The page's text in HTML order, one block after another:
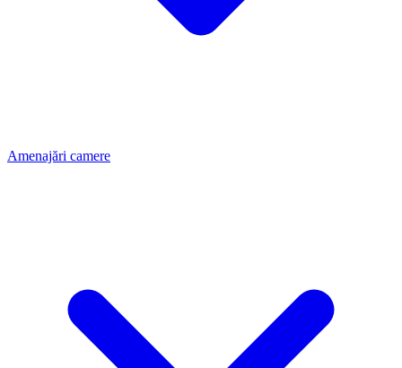
Amenajări camere